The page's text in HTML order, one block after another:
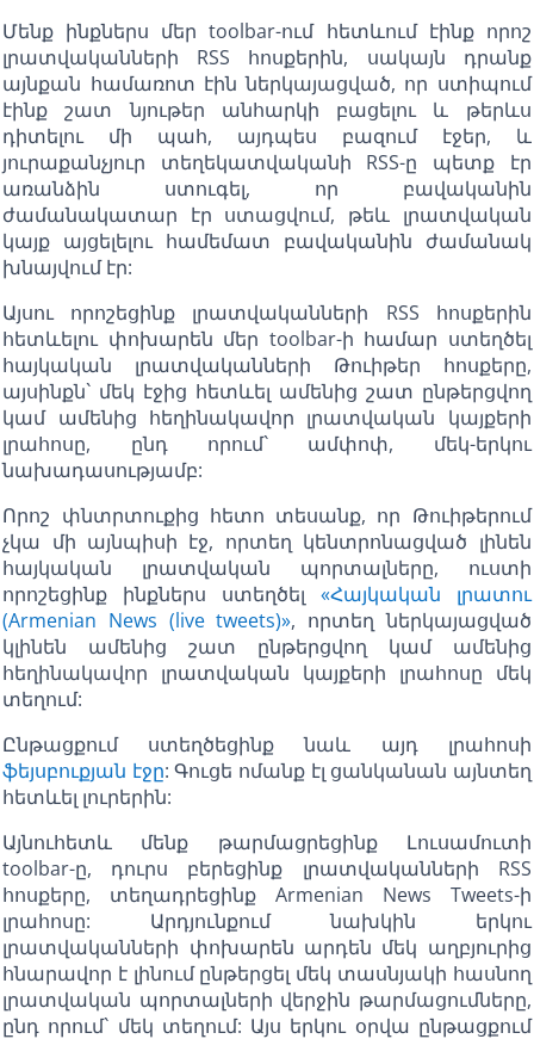
Մենք ինքներս մեր toolbar-ում հետևում էինք որոշ
լրատվականների RSS հոսքերին, սակայն դրանք
այնքան համառոտ էին ներկայացված, որ ստիպում
էինք շատ նյութեր անհարկի բացելու և թերևս
դիտելու մի պահ, այդպես բազում էջեր, և
յուրաքանչյուր տեղեկատվականի RSS-ը պետք էր
առանձին ստուգել, որ բավականին
ժամանակատար էր ստացվում, թեև լրատվական
կայք այցելելու համեմատ բավականին ժամանակ
խնայվում էր:
Այսու որոշեցինք լրատվականների RSS հոսքերին
հետևելու փոխարեն մեր toolbar-ի համար ստեղծել
հայկական լրատվականների Թուիթեր հոսքերը,
այսինքն` մեկ էջից հետևել ամենից շատ ընթերցվող
կամ ամենից հեղինակավոր լրատվական կայքերի
լրահոսը, ընդ որում` ամփոփ, մեկ-երկու
նախադասությամբ:
Որոշ փնտրտուքից հետո տեսանք, որ Թուիթերում
չկա մի այնպիսի էջ, որտեղ կենտրոնացված լինեն
հայկական լրատվական պորտալները, ուստի
որոշեցինք ինքներս ստեղծել «Հայկական լրատու
(Armenian News (live tweets)», որտեղ ներկայացված
կլինեն ամենից շատ ընթերցվող կամ ամենից
հեղինակավոր լրատվական կայքերի լրահոսը մեկ
տեղում:
Ընթացքում ստեղծեցինք նաև այդ լրահոսի
ֆեյսբուքյան էջը: Գուցե ոմանք էլ ցանկանան այնտեղ
հետևել լուրերին:
Այնուհետև մենք թարմացրեցինք Լուսամուտի
toolbar-ը, դուրս բերեցինք լրատվականների RSS
հոսքերը, տեղադրեցինք Armenian News Tweets-ի
լրահոսը: Արդյունքում նախկին երկու
լրատվականների փոխարեն արդեն մեկ աղբյուրից
հնարավոր է լինում ընթերցել մեկ տասնյակի հասնող
լրատվական պորտալների վերջին թարմացումները,
ընդ որում` մեկ տեղում: Այս երկու օրվա ընթացքում